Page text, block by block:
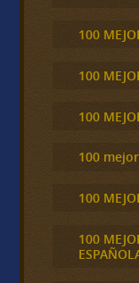
100
100
100
100
100
100